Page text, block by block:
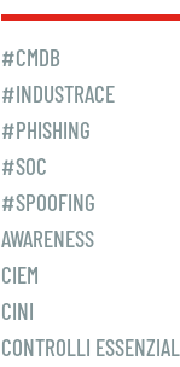
#CMDB
#INDUSTRACE
#PHISHING
#SOC
#SPOOFING
AWARENESS
CIEM
CINI
CONTROLLI